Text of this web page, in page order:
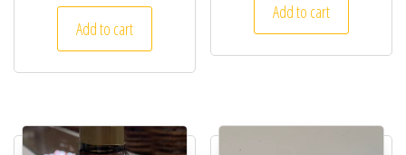
Add to cart
Add to cart